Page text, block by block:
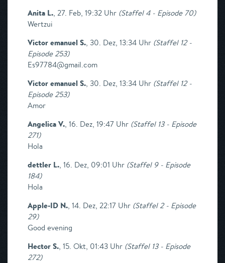
Anita L., 27. Feb, 19:32 Uhr (Staffel 4 - Episode 70)
Wertzui
Victor emanuel S., 30. Dez, 13:34 Uhr (Staffel 12 -
Episode 253)
Es97784@gmail.com
Victor emanuel S., 30. Dez, 13:34 Uhr (Staffel 12 -
Episode 253)
Amor
Angelica V., 16. Dez, 19:47 Uhr (Staffel 13 - Episode
271)
Hola
dettler L., 16. Dez, 09:01 Uhr (Staffel 9 - Episode
184)
Hola
Apple-ID N., 14. Dez, 22:17 Uhr (Staffel 2 - Episode
29)
Good evening
Hector S., 15. Okt, 01:43 Uhr (Staffel 13 - Episode
272)